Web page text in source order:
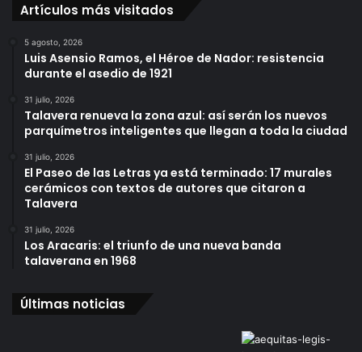
Artículos más visitados
5 agosto, 2026
Luis Asensio Ramos, el Héroe de Nador: resistencia
durante el asedio de 1921
31 julio, 2026
Talavera renueva la zona azul: así serán los nuevos
parquímetros inteligentes que llegan a toda la ciudad
31 julio, 2026
El Paseo de las Letras ya está terminado: 17 murales
cerámicos con textos de autores que citaron a
Talavera
31 julio, 2026
Los Aracaris: el triunfo de una nueva banda
talaverana en 1968
Últimas noticias